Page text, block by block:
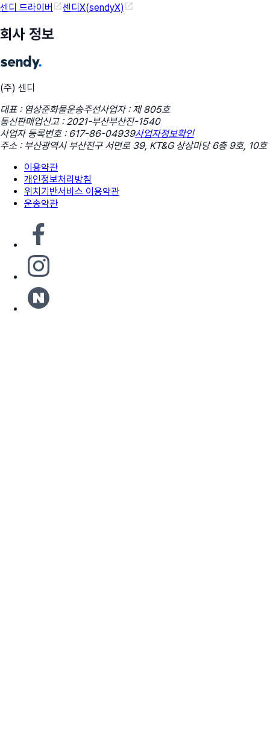
센디 드라이버 센디X(sendyX)
회사 정보
(주) 센디
대표 : 염상준화물운송주선사업자 : 제 805호
통신판매업신고 : 2021-부산부산진-1540
사업자 등록번호 : 617-86-04939사업자정보확인
주소 : 부산광역시 부산진구 서면로 39, KT&G 상상마당 6층 9호, 10호
이용약관
개인정보처리방침
위치기반서비스 이용약관
운송약관